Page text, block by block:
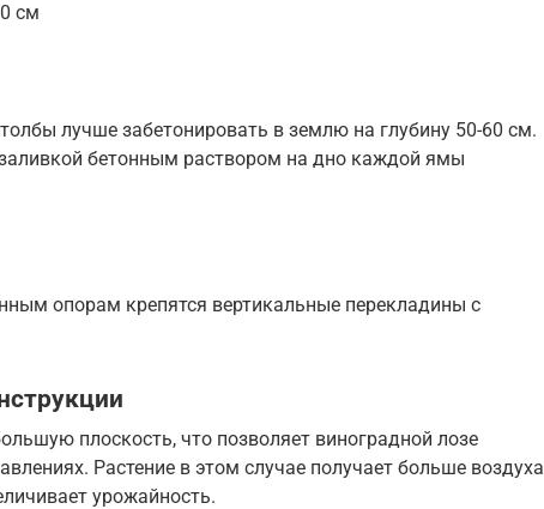
см
лучше забетонировать в землю на глубину 50-60 см.
бетонным раствором на дно каждой ямы
опорам крепятся вертикальные перекладины с
плоскость, что позволяет виноградной лозе
Растение в этом случае получает больше воздуха
урожайность.